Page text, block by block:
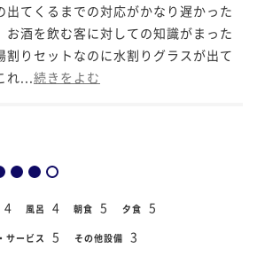
出てくるまでの対応がかなり遅かった
お酒を飲む客に対しての知識がまった
割りセットなのに水割りグラスが出て
... 続きをよむ
4 風呂 4 朝食 5 夕食 5
サービス 5 その他設備 3